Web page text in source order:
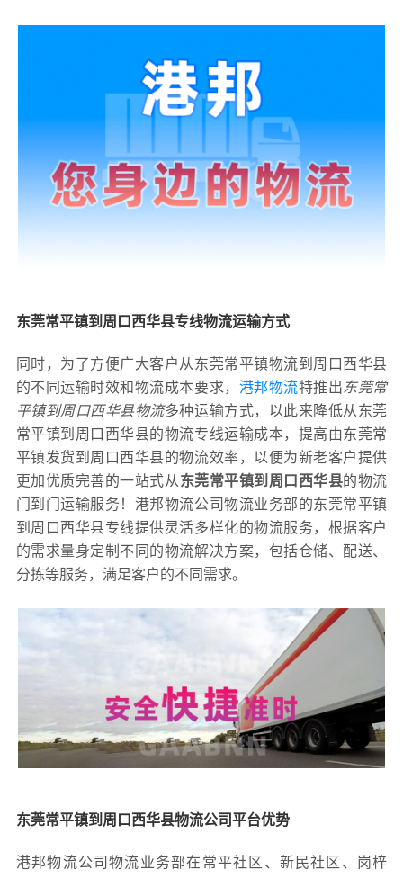
东莞常平镇到周口西华县专线物流运输方式
同时，为了方便广大客户从东莞常平镇物流到周口西华县
的不同运输时效和物流成本要求， 港邦物流特推出东莞常
平镇到周口西华县物流多种运输方式，以此来降低从东莞
常平镇到周口西华县的物流专线运输成本，提高由东莞常
平镇发货到周口西华县的物流效率，以便为新老客户提供
更加优质完善的一站式从 东莞常平镇到周口西华县的物流
门到门运输服务！港邦物流公司物流业务部的东莞常平镇
到周口西华县专线提供灵活多样化的物流服务，根据客户
的需求量身定制不同的物流解决方案，包括仓储、配送、
分拣等服务，满足客户的不同需求。
东莞常平镇到周口西华县物流公司平台优势
港邦物流公司物流业务部在常平社区、新民社区、岗梓